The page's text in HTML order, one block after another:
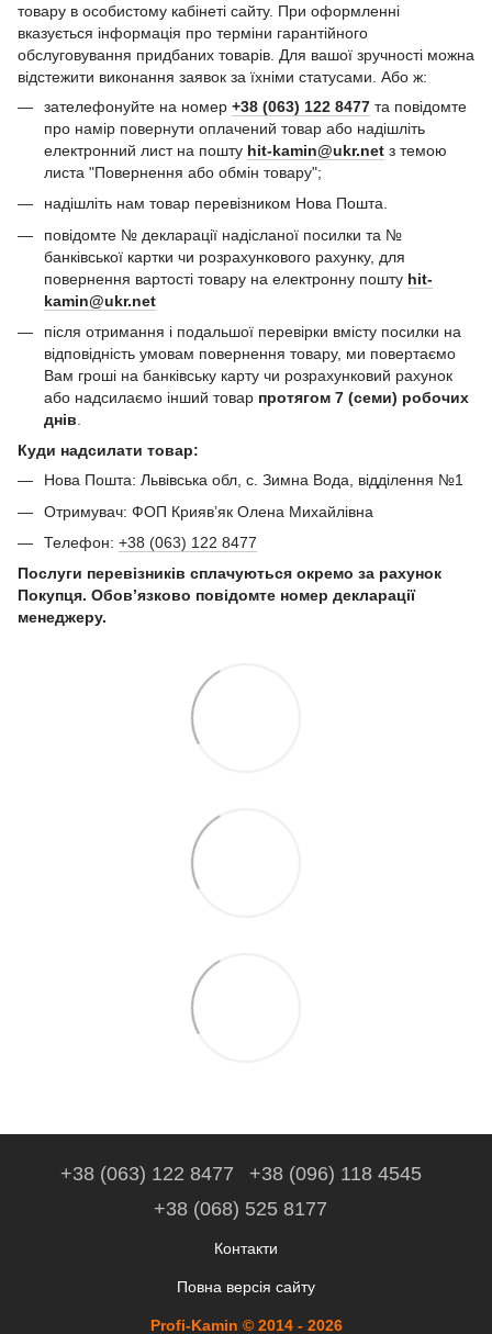
товару в особистому кабінеті сайту. При оформленні
вказується інформація про терміни гарантійного
обслуговування придбаних товарів. Для вашої зручності можна
відстежити виконання заявок за їхніми статусами. Або ж:
зателефонуйте на номер +38 (063) 122 8477 та повідомте
про намір повернути оплачений товар або надішліть
електронний лист на пошту hit-kamin@ukr.net з темою
листа "Повернення або обмін товару";
надішліть нам товар перевізником Нова Пошта.
повідомте № декларації надісланої посилки та №
банківської картки чи розрахункового рахунку, для
повернення вартості товару на електронну пошту hit-
kamin@ukr.net
після отримання і подальшої перевірки вмісту посилки на
відповідність умовам повернення товару, ми повертаємо
Вам гроші на банківську карту чи розрахунковий рахунок
або надсилаємо інший товар протягом 7 (семи) робочих
днів
Куди надсилати товар:
Нова Пошта: Львівська обл, с. Зимна Вода, відділення №1
Отримувач: ФОП Криявʼяк Олена Михайлівна
Телефон: +38 (063) 122 8477
Послуги перевізників сплачуються окремо за рахунок
Покупця. Обов’язково повідомте номер декларації
менеджеру.
+38 (063) 122 8477
+38 (096) 118 4545
+38 (068) 525 8177
Контакти
Повна версія сайту
Profi-Kamin © 2014 - 2026